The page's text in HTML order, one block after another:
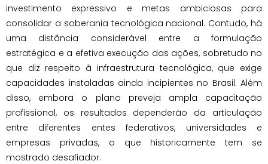
investimento expressivo e metas ambiciosas para
consolidar a soberania tecnológica nacional. Contudo, há
uma distância considerável entre a formulação
estratégica e a efetiva execução das ações, sobretudo no
que diz respeito à infraestrutura tecnológica, que exige
capacidades instaladas ainda incipientes no Brasil. Além
disso, embora o plano preveja ampla capacitação
profissional, os resultados dependerão da articulação
entre diferentes entes federativos, universidades e
empresas privadas, o que historicamente tem se
mostrado desafiador.